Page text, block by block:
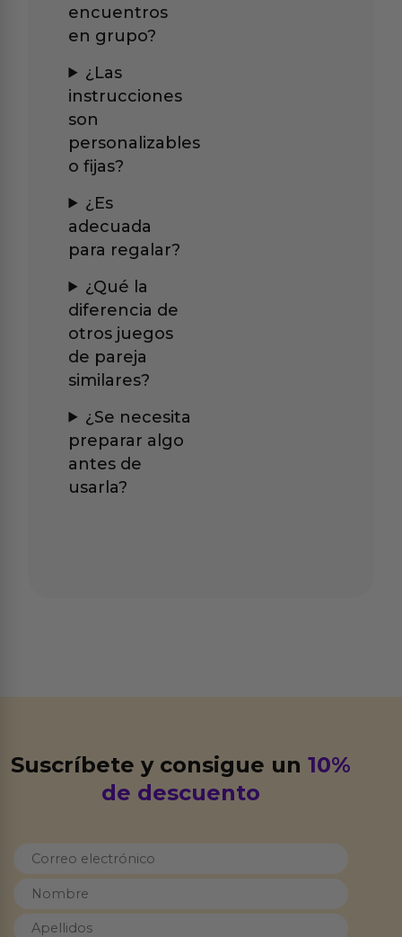
encuentros
en grupo?
¿Las
instrucciones
son
personalizables
o fijas?
¿Es
adecuada
para regalar?
¿Qué la
diferencia de
otros juegos
de pareja
similares?
¿Se necesita
preparar algo
antes de
usarla?
Suscríbete y consigue un10%
de descuento